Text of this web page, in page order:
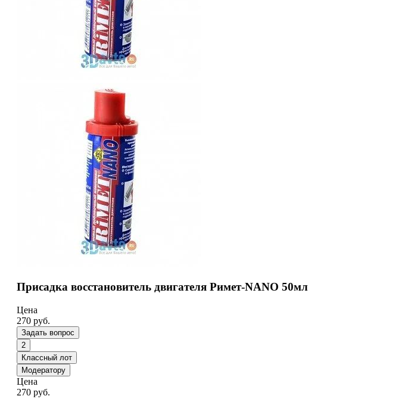
Присадка восстановитель двигателя Римет-NANO 50мл
Цена
270 руб.
Задать вопрос
2
Классный лот
Модератору
Цена
270 руб.